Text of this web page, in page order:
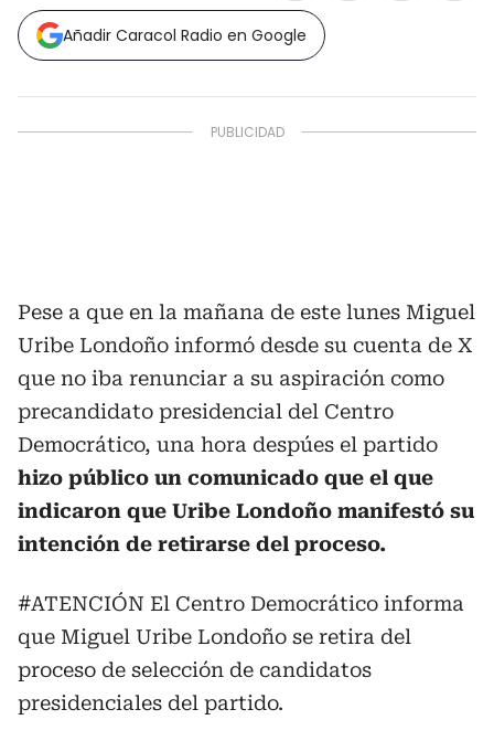
Añadir Caracol Radio en Google
Pese a que en la mañana de este lunes Miguel
Uribe Londoño informó desde su cuenta de X
que no iba renunciar a su aspiración como
precandidato presidencial del Centro
Democrático, una hora despúes el partido
hizo público un comunicado que el que
indicaron que Uribe Londoño manifestó su
intención de retirarse del proceso.
#ATENCIÓN El Centro Democrático informa
que Miguel Uribe Londoño se retira del
proceso de selección de candidatos
presidenciales del partido.